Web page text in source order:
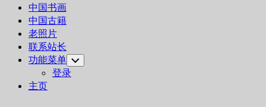
中国书画
中国古籍
老照片
联系站长
功能菜单 Toggle
Child
Menu
登录
主页